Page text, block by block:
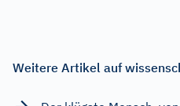
Weitere Artikel auf